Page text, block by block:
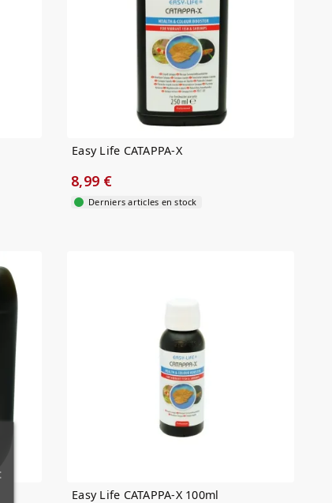
Easy Life CATAPPA-X
8,99 €
Derniers articles en stock
Easy Life CATAPPA-X 100ml